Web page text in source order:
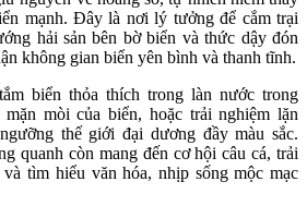
mạnh. Đây là nơi lý tưởng để cắm trại
hải sản bên bờ biển và thức dậy đón
không gian biển yên bình và thanh tĩnh.
biển thỏa thích trong làn nước trong
mòi của biển, hoặc trải nghiệm lặn
thế giới đại dương đầy màu sắc.
quanh còn mang đến cơ hội câu cá, trải
tìm hiểu văn hóa, nhịp sống mộc mạc